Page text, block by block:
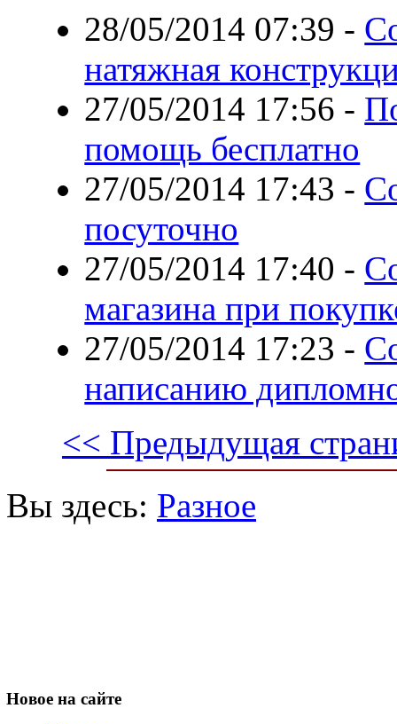
28/05/2014 07:39 -
натяжная
27/05/2014 17:56 -
помощь бесплатно
27/05/2014 17:43 -
посуточно
27/05/2014 17:40 -
магазина при
27/05/2014 17:23 -
написанию
<< Предыдущая
Вы здесь: Разное
Новое на сайте